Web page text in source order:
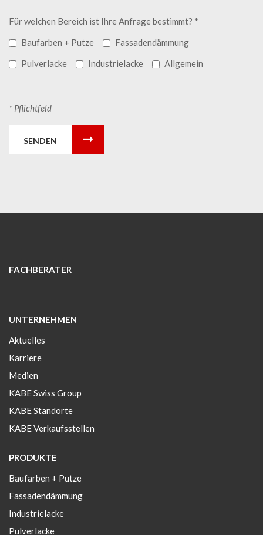
Für welchen Bereich ist Ihre Anfrage bestimmt? *
Baufarben + Putze
Fassadendämmung
Pulverlacke
Industrielacke Allgemein
* Pflichtfeld
SENDEN
FACHBERATER
UNTERNEHMEN
Aktuelles
Karriere
Medien
KABE Swiss Group
KABE Standorte
KABE Verkaufsstellen
PRODUKTE
Baufarben + Putze
Fassadendämmung
Industrielacke
Pulverlacke